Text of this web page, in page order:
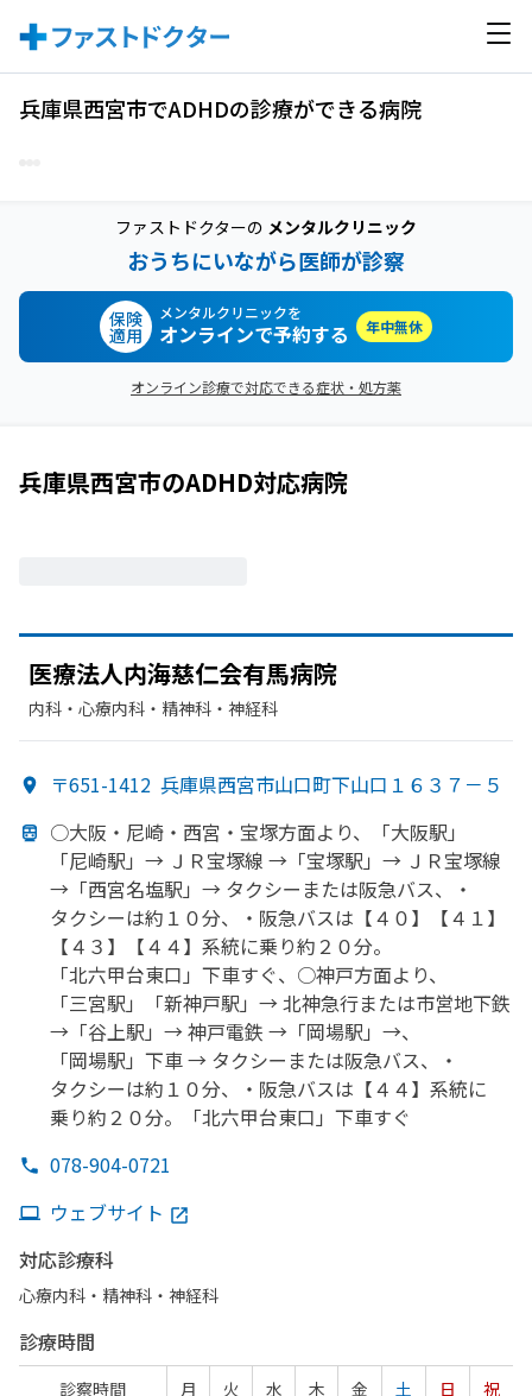
兵庫県西宮市でADHDの診療ができる病院
ファストドクターの メンタルクリニック
おうちにいながら医師が診察
保険
適用
メンタルクリニックを
オンラインで予約する 年中無休
オンライン診療で対応できる症状・処方薬
兵庫県西宮市のADHD対応病院
医療法人内海慈仁会有馬病院
内科・​心療内科・​精神科・神経科
〒651-1412 兵庫県西宮市山口町下山口１６３７－５
○大阪・尼崎・西宮・宝塚方面より、
「大阪駅」
「尼崎駅」 → ＪＲ宝塚線 → 「宝塚駅」 → ＪＲ宝塚線
→ 「西宮名塩駅」 → タクシーまたは阪急バス、
・
タクシーは約１０分、 ・阪急バスは 【４０】【４１】
【４３】【４４】系統に乗り約２０分。
「北六甲台東口」 下車すぐ、 ○神戸方面より、
「三宮駅」
「新神戸駅」 → 北神急行または市営地下鉄
→ 「谷上駅」 → 神戸電鉄 →「岡場駅」→、
「岡場駅」 下車 → タクシーまたは阪急バス、
・
タクシーは約１０分、 ・阪急バスは 【４４】系統に
乗り約２０分。
「北六甲台東口」 下車すぐ
078-904-0721
ウェブサイト
対応診療科
心療内科・​精神科・神経科
診療時間
診察時間 月 火 水 木 金 土 日
祝